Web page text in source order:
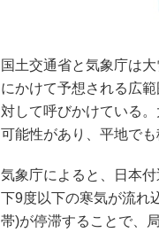
国土交通省と気象庁は
にかけて予想される広
対して呼びかけている
可能性があり、平地で
気象庁によると、日本
下9度以下の寒気が流れ
帯)が停滞することで、